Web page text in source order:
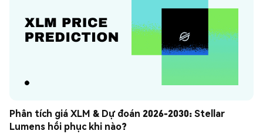
Phân tích giá XLM & Dự đoán 2026-2030: Stellar
Lumens hồi phục khi nào?